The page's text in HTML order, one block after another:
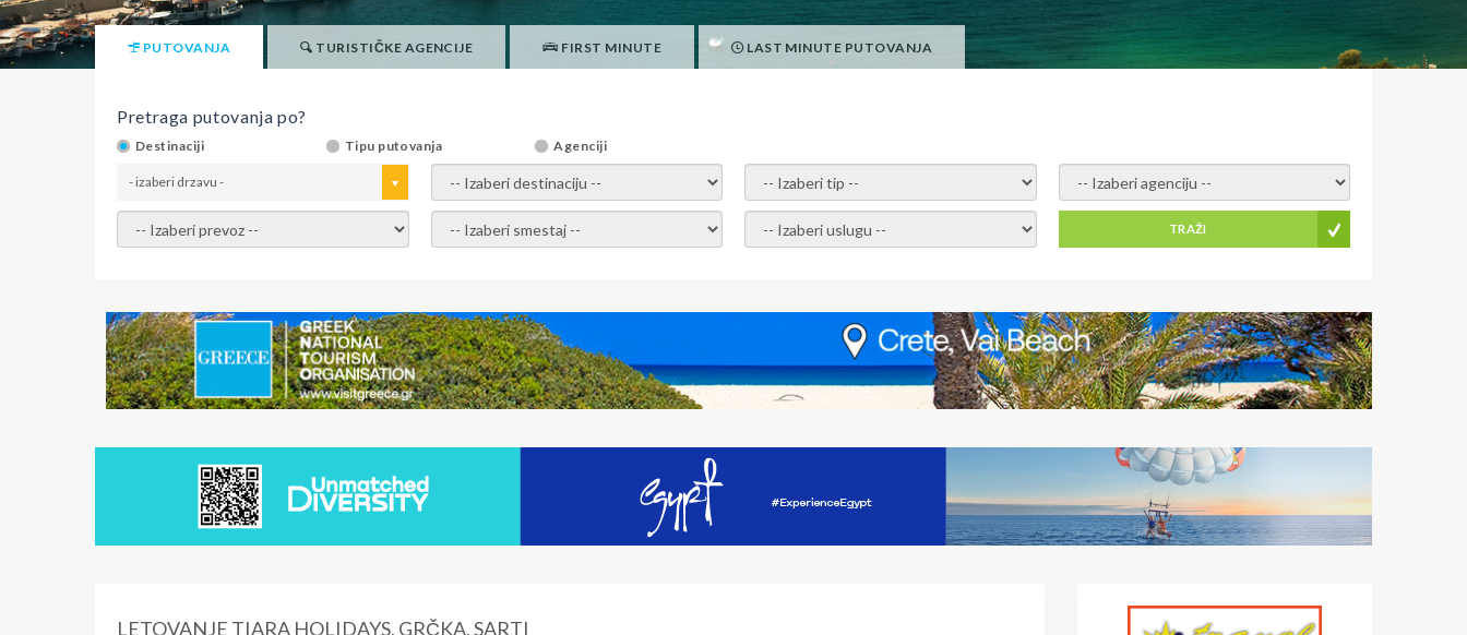
PUTOVANJA TURISTIČKE AGENCIJE FIRST MINUTE LAST MINUTE PUTOVANJA
Pretraga putovanja po?
Destinaciji Tipu putovanja Agenciji
- izaberi drzavu - - izaberi destinaciju - - izaberi tip - - izaberi agenciju -
- izaberi prevoz - - Izaberite smestaj - - Izaberite uslugu - TRAŽI
LETOVANJE TIARA HOLIDAYS, GRČKA, SARTI